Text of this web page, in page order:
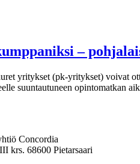
–
yritykset (pk-yritykset) voivat
suuntautuneen opintomatkan
Concordia
krs. 68600 Pietarsaari